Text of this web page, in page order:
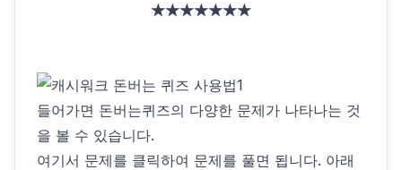
★★★★★★★
들어가면 돈버는퀴즈의 다양한 문제가 나타나는 것
을 볼 수 있습니다.
여기서 문제를 클릭하여 문제를 풀면 됩니다. 아래